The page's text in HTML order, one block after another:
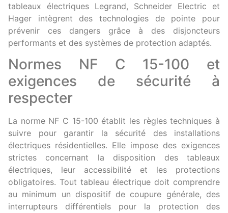
tableaux électriques Legrand, Schneider Electric et
Hager intègrent des technologies de pointe pour
prévenir ces dangers grâce à des disjoncteurs
performants et des systèmes de protection adaptés.
Normes NF C 15-100 et
exigences de sécurité à
respecter
La norme NF C 15-100 établit les règles techniques à
suivre pour garantir la sécurité des installations
électriques résidentielles. Elle impose des exigences
strictes concernant la disposition des tableaux
électriques, leur accessibilité et les protections
obligatoires. Tout tableau électrique doit comprendre
au minimum un dispositif de coupure générale, des
interrupteurs différentiels pour la protection des